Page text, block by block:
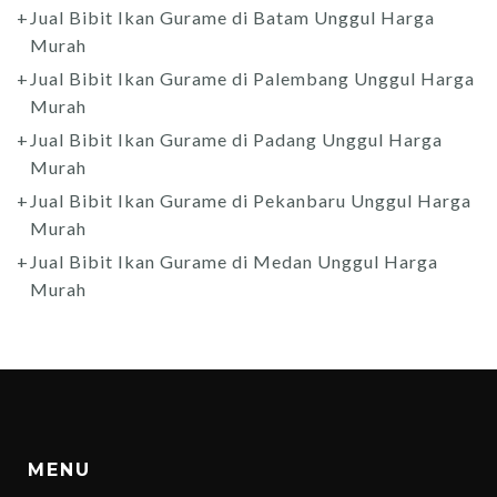
Jual Bibit Ikan Gurame di Batam Unggul Harga
Murah
Jual Bibit Ikan Gurame di Palembang Unggul Harga
Murah
Jual Bibit Ikan Gurame di Padang Unggul Harga
Murah
Jual Bibit Ikan Gurame di Pekanbaru Unggul Harga
Murah
Jual Bibit Ikan Gurame di Medan Unggul Harga
Murah
MENU